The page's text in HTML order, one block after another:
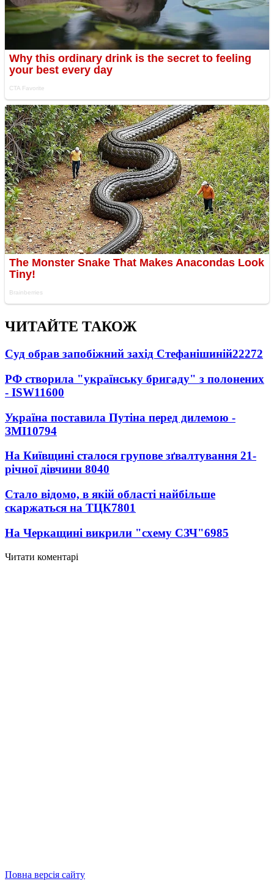
ЧИТАЙТЕ ТАКОЖ
Суд обрав запобіжний захід Стефанішиній22272
РФ створила "українську бригаду" з полонених
- ISW11600
Україна поставила Путіна перед дилемою -
ЗМІ10794
На Київщині сталося групове зґвалтування 21-
річної дівчини 8040
Стало відомо, в якій області найбільше
скаржаться на ТЦК7801
На Черкащині викрили "схему СЗЧ"6985
Читати коментарі
Повна версія сайту